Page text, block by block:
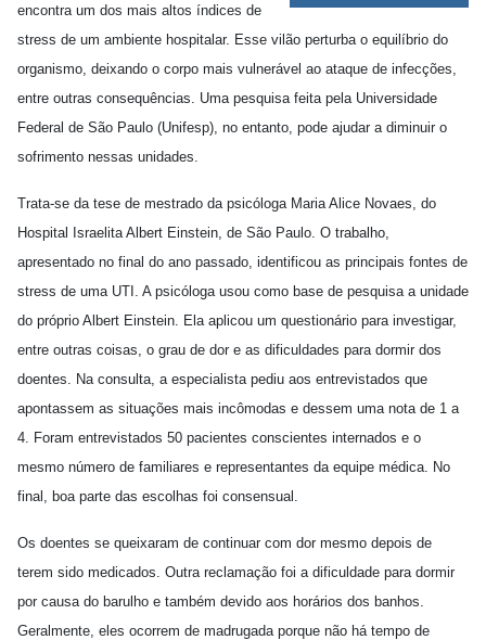
encontra um dos mais altos índices de
stress de um ambiente hospitalar. Esse vilão perturba o equilíbrio do
organismo, deixando o corpo mais vulnerável ao ataque de infecções,
entre outras consequências. Uma pesquisa feita pela Universidade
Federal de São Paulo (Unifesp), no entanto, pode ajudar a diminuir o
sofrimento nessas unidades.
Trata-se da tese de mestrado da psicóloga Maria Alice Novaes, do
Hospital Israelita Albert Einstein, de São Paulo. O trabalho,
apresentado no final do ano passado, identificou as principais fontes de
stress de uma UTI. A psicóloga usou como base de pesquisa a unidade
do próprio Albert Einstein. Ela aplicou um questionário para investigar,
entre outras coisas, o grau de dor e as dificuldades para dormir dos
doentes. Na consulta, a especialista pediu aos entrevistados que
apontassem as situações mais incômodas e dessem uma nota de 1 a
4. Foram entrevistados 50 pacientes conscientes internados e o
mesmo número de familiares e representantes da equipe médica. No
final, boa parte das escolhas foi consensual.
Os doentes se queixaram de continuar com dor mesmo depois de
terem sido medicados. Outra reclamação foi a dificuldade para dormir
por causa do barulho e também devido aos horários dos banhos.
Geralmente, eles ocorrem de madrugada porque não há tempo de